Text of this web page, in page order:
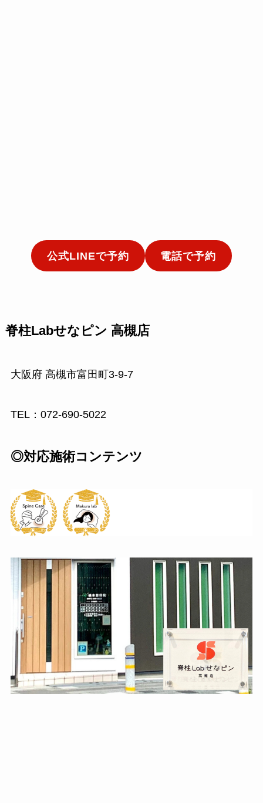
公式LINEで予約 電話で予約
脊柱Labせなピン 高槻店
大阪府 高槻市富田町3-9-7
TEL：072-690-5022
◎対応施術コンテンツ